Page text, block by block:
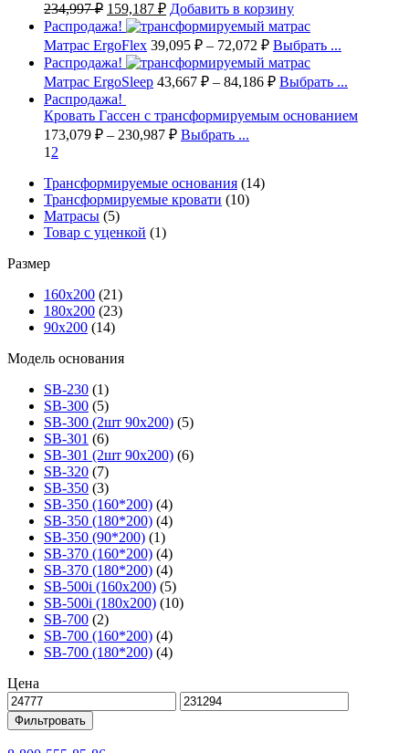
234,997₽ 159,187 ₽ Добавить в корзину
Распродажа!
Матрас ErgoFlex 39,095 ₽ – 72,072 ₽ Выбрать ...
Распродажа!
Матрас ErgoSleep 43,667 ₽ – 84,186 ₽ Выбрать ...
Распродажа!
Кровать Гассен с трансформируемым основанием
173,079 ₽ – 230,987 ₽ Выбрать ...
1 2
Трансформируемые основания (14)
Трансформируемые кровати (10)
Матрасы (5)
Товар с уценкой (1)
Размер
160х200 (21)
180х200 (23)
90х200 (14)
Модель основания
SB-230 (1)
SB-300 (5)
SB-300 (2шт 90х200) (5)
SB-301 (6)
SB-301 (2шт 90х200) (6)
SB-320 (7)
SB-350 (3)
SB-350 (160*200) (4)
SB-350 (180*200) (4)
SB-350 (90*200) (1)
SB-370 (160*200) (4)
SB-370 (180*200) (4)
SB-500i (160x200) (5)
SB-500i (180x200) (10)
SB-700 (2)
SB-700 (160*200) (4)
SB-700 (180*200) (4)
Цена
Фильтровать